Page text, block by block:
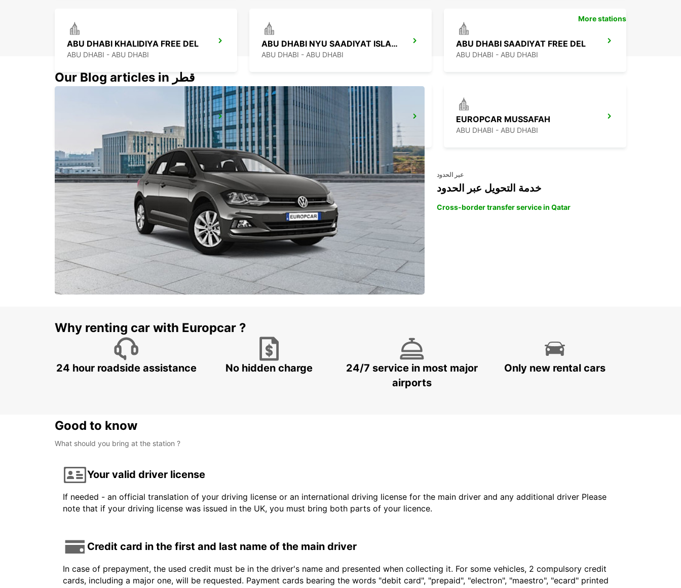
ABU DHABI KHALIDIYA FREE DEL
ABU DHABI - ABU DHABI
ABU DHABI NYU SAADIYAT ISLAND
ABU DHABI - ABU DHABI
ABU DHABI SAADIYAT FREE DEL
ABU DHABI - ABU DHABI
ABU DHABI - ABU DHABI ABU DHABI - ABU DHABI
EUROPCAR MUSSAFAH
ABU DHABI - ABU DHABI
More stations
Our Blog articles in قطر
عبر الحدود
خدمة التحويل عبر الحدود
Cross-border transfer service in Qatar
Why renting car with Europcar ?
24 hour roadside assistance No hidden charge
24/7 service in most major
airports
Only new rental cars
Good to know
What should you bring at the station ?
Your valid driver license
If needed - an official translation of your driving license or an international driving license for the main driver and any additional driver Please
note that if your driving license was issued in the UK, you must bring both parts of your licence.
Credit card in the first and last name of the main driver
In case of prepayment, the used credit must be in the driver's name and presented when collecting it. For some vehicles, 2 compulsory credit
cards, including a major one, will be requested. Payment cards bearing the words "debit card", "prepaid", "electron", "maestro", "ecard" printed